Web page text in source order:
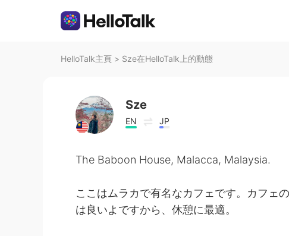
HelloTalk主頁 > Sze在HelloTalk上的動態
Sze
EN JP
The Baboon House, Malacca, Malaysia.
ここはムラカで有名なカフェです。カフェ
は良いよですから、休憩に最適。